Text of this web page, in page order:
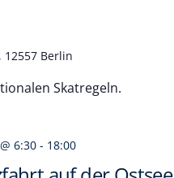
12557 Berlin
Skatregeln.
6:30 - 18:00